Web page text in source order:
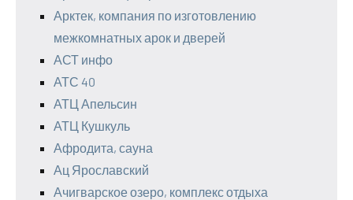
Арктек, компания по изготовлению
межкомнатных арок и дверей
АСТ инфо
АТС 40
АТЦ Апельсин
АТЦ Кушкуль
Афродита, сауна
Ац Ярославский
Ачигварское озеро, комплекс отдыха